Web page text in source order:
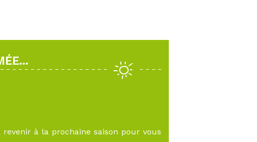
à la prochaine saison pour vous